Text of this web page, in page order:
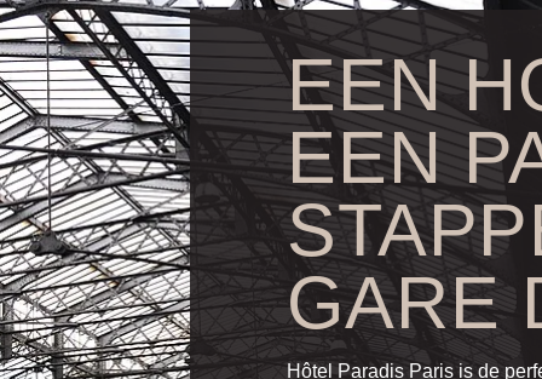
EEN
EEN
GARE
Hôtel Paradis Paris is de